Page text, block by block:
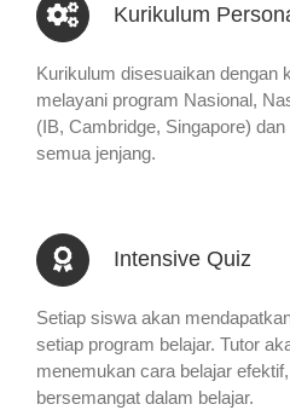
Kurikulum
Kurikulum disesuaikan dengan
melayani program Nasional,
(IB, Cambridge, Singapore)
semua jenjang.
Intensive Quiz
Setiap siswa akan
setiap program belajar. Tutor
menemukan cara belajar
bersemangat dalam belajar.